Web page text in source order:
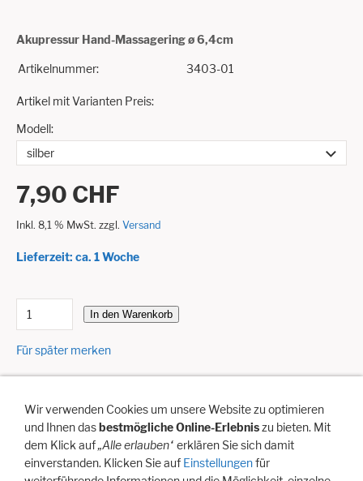
Akupressur Hand-Massagering ø 6,4cm
Artikelnummer: 3403-01
Artikel mit Varianten Preis:
Modell:
7,90 CHF
Inkl. 8,1 % MwSt. zzgl. Versand
Lieferzeit: ca. 1 Woche
In den Warenkorb
Für später merken
Dieser Massagering für die Hand besteht aus einem
hochwertigen Federstahl. Abgerundete Spitzen sorgen für eine
wohltuende und gleichmässige Massage beim Auf- und Abrollen
auf dem Handgelenk und dem Unterarm. Der Federdraht ist sehr
Wir verwenden Cookies um unsere Website zu optimieren
und Ihnen dasbestmögliche Online-Erlebniszu bieten. Mit
dem Klick auf„Alle erlauben“ erklären Sie sich damit
einverstanden. Klicken Sie auf Einstellungenfür